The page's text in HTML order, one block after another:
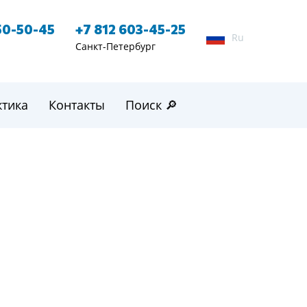
50-45 +7 812 603-45-25
Санкт-Петербург
Ru
Контакты Поиск 🔎